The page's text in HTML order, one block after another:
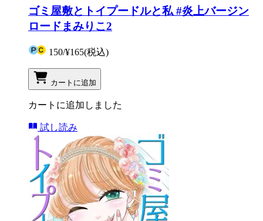
ゴミ屋敷とトイプードルと私 #炎上バージン
ロードまみりこ2
150/¥165(税込)
カートに追加
カートに追加しました
試し読み